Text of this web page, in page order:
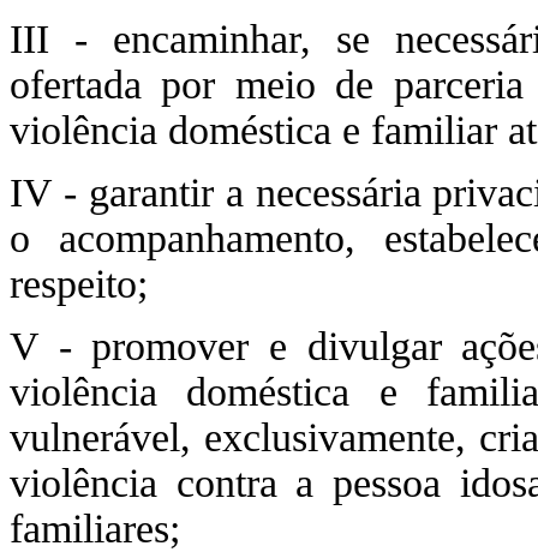
III - encaminhar, se
ofertada por meio de
violência doméstica e familiar
IV - garantir a necessária
o acompanhamento,
respeito;
V - promover e divulgar
violência doméstica e
vulnerável, exclusivamente,
violência contra a pessoa
familiares;